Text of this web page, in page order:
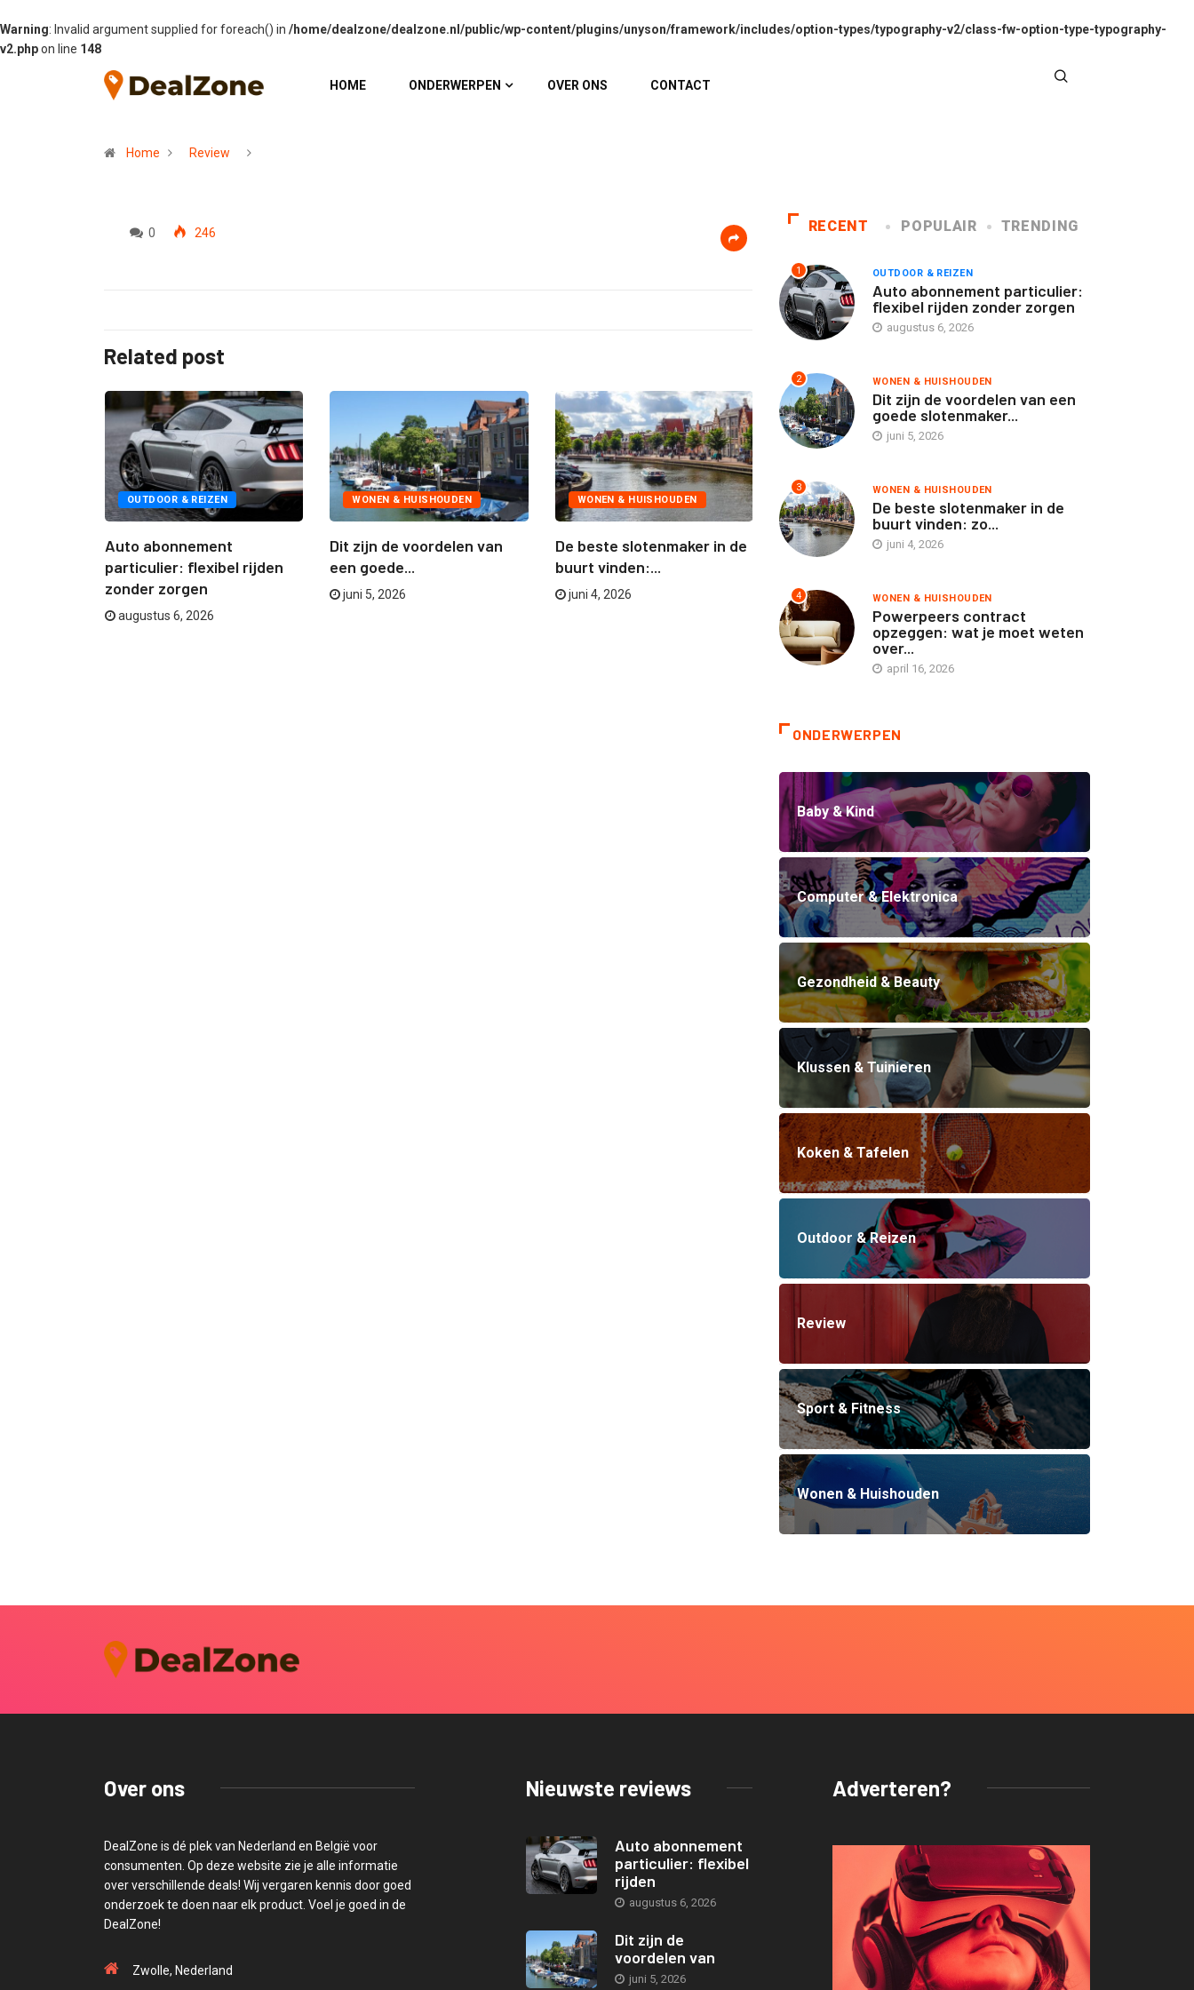
Warning: Invalid argument supplied for foreach() in /home/dealzone/dealzone.nl/public/wp-content/plugins/unyson/framework/includes/option-types/typography-v2/class-fw-option-type-typography-
v2.phpon line 148
HOME ONDERWERPEN OVER ONS CONTACT
Home Review
0 246
Related post
OUTDOOR & REIZEN
Auto abonnement
particulier: flexibel rijden
zonder zorgen
augustus 6, 2026
WONEN & HUISHOUDEN
Dit zijn de voordelen van
een goede...
juni 5, 2026
WONEN & HUISHOUDEN
De beste slotenmaker in de
buurt vinden:...
juni 4, 2026
OUTDOOR & REIZEN
Auto abonnement
zonder zorgen
augustus 6, 2026
RECENT POPULAIR TRENDING
1 OUTDOOR & REIZEN
Auto abonnement particulier:
flexibel rijden zonder zorgen
augustus 6, 2026
2 WONEN & HUISHOUDEN
Dit zijn de voordelen van een
goede slotenmaker...
juni 5, 2026
3 WONEN & HUISHOUDEN
De beste slotenmaker in de
buurt vinden: zo...
juni 4, 2026
4 WONEN & HUISHOUDEN
Powerpeers contract
opzeggen: wat je moet weten
over...
april 16, 2026
ONDERWERPEN
Baby & Kind
Computer & Elektronica
Gezondheid & Beauty
Klussen & Tuinieren
Koken & Tafelen
Outdoor & Reizen
Review
Sport & Fitness
Wonen & Huishouden
Over ons
DealZone is dé plek van Nederland en België voor
consumenten. Op deze website zie je alle informatie
over verschillende deals! Wij vergaren kennis door goed
onderzoek te doen naar elk product. Voel je goed in de
DealZone!
Zwolle, Nederland
Nieuwste reviews
Auto abonnement
particulier: flexibel
rijden
augustus 6, 2026
Dit zijn de
voordelen van
juni 5, 2026
Adverteren?